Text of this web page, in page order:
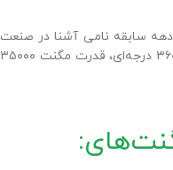
پایه مگنت مهر ساخت ایران با بیش از ۴ دهه سابقه نامی آشنا در صنعت
ساخت پایه‌های مگنتی با قابلیت چرخش ۳۶۰ درجه‌ای، قدرت مگنت ۳۵۰۰۰